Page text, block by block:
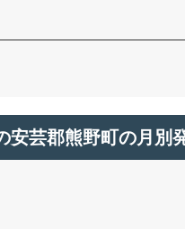
安芸郡熊野町の月別